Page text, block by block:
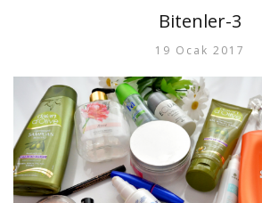
Bitenler-3
19 Ocak 2017